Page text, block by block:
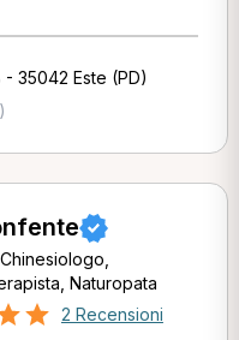
35042 Este (PD)
Naturopata
2 Recensioni